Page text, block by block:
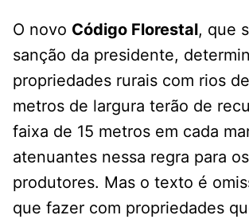
O novo Código Florestal, que
sanção da presidente,
propriedades rurais com rios
metros de largura terão de
faixa de 15 metros em cada
atenuantes nessa regra para
produtores. Mas o texto é
que fazer com propriedades